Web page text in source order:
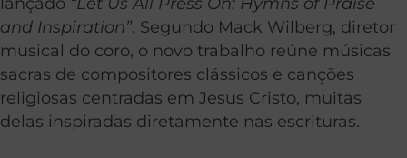
and Inspiration”. Segundo Mack Wilberg, diretor
musical do coro, o novo trabalho reúne músicas
sacras de compositores clássicos e canções
religiosas centradas em Jesus Cristo, muitas
delas inspiradas diretamente nas escrituras.